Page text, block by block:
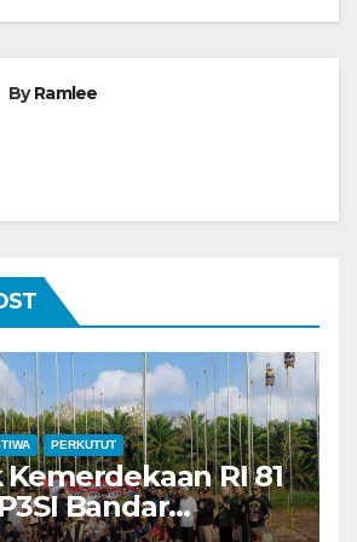
ByRamlee
PERKUTUT
RI 81
Bandar